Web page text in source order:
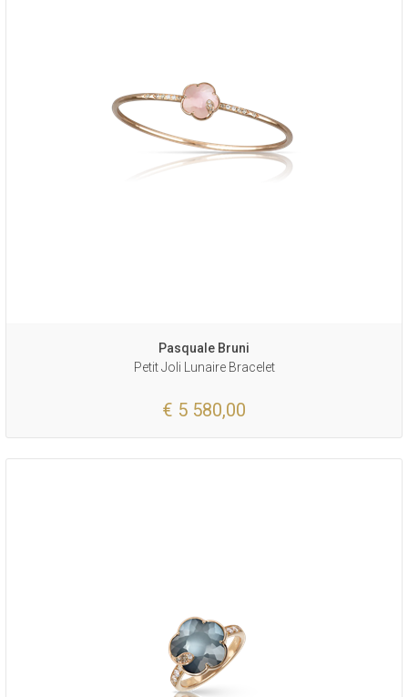
Pasquale Bruni
Petit Joli Lunaire Bracelet
€ 5 580,00